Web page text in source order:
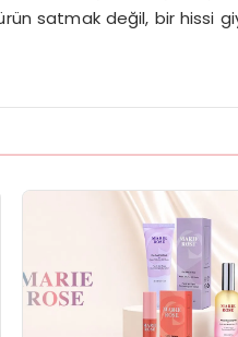
satmak değil, bir hissi